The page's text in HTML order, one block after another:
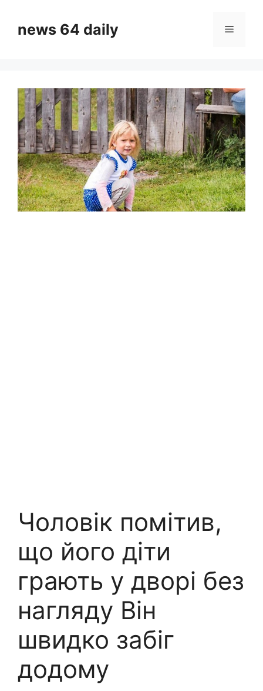
contentnews 64 daily Menu
Чоловік помітив,
що його діти
грають у дворі без
нагляду Він
швидко забіг
додому